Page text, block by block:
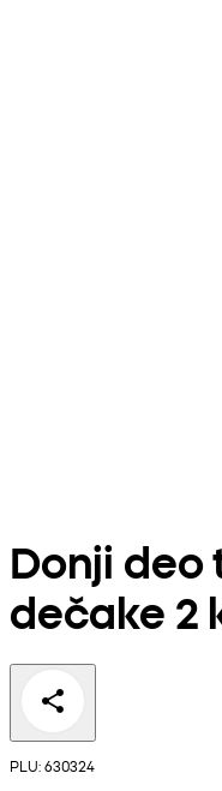
Donji deo
dečake 2
PLU: 630324